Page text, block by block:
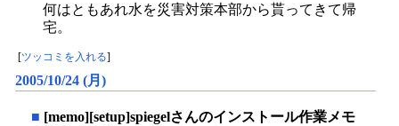
何はともあれ水を災害対策本部から貰ってきて帰
宅。
[ツッコミを入れる]
2005/10/24 (月)
■ [memo][setup]spiegelさんのインストール作業メモ